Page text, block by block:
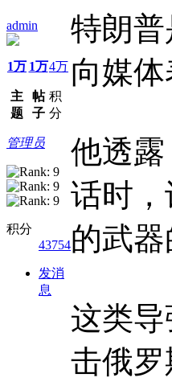
admin
1万
主
题
1万
帖
子
4万
积
分
管理员
积分
43754
发消
息
特朗
向媒体
他透
话时
的武器
这类
击俄